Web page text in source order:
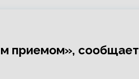
приемом», сообщает